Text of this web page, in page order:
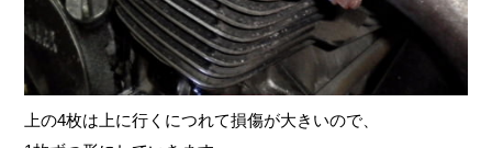
上の4枚は上に行くにつれて損傷が大きいので、